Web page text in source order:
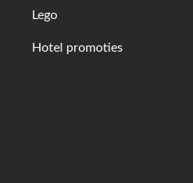
Lego
Hotel promoties